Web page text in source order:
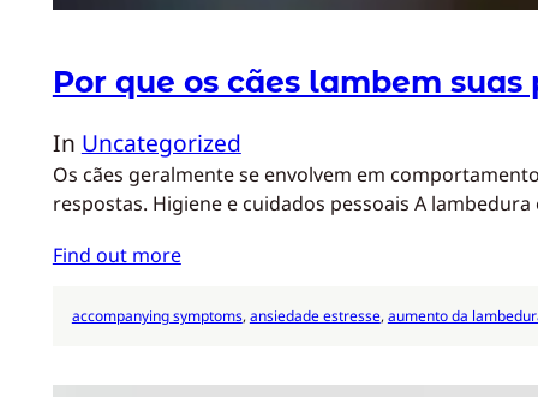
Por que os cães lambem
In Uncategorized
Os cães geralmente se envolvem em
respostas. Higiene e cuidados pessoais A
Find out more
accompanying symptoms, ansiedade estresse, aumento da